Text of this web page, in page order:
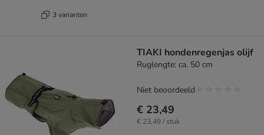
3 varianten
TIAKI hondenregenjas olijf
Ruglengte: ca. 50 cm
€ 23,49
€ 23,49 / stuk
Niet beoordeeld